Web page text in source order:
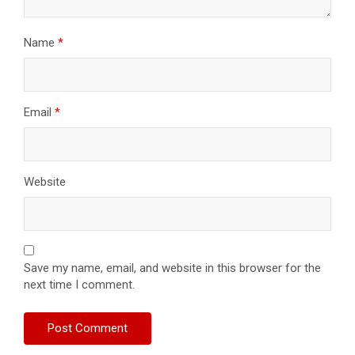
Name *
Email *
Website
Save my name, email, and website in this browser for the
next time I comment.